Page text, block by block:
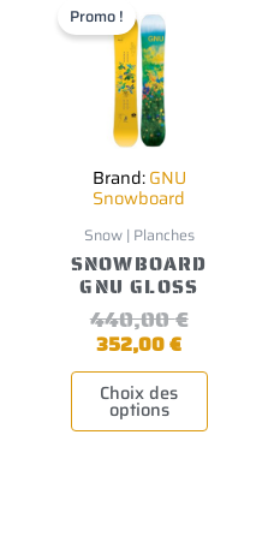
Promo !
Brand:GNU
Snowboard
Snow | Planches
SNOWBOARD
GNU GLOSS
440,00€
352,00€
Choix des
options
a
plusieurs
variations.
Les
options
peuvent
être
choisies
sur
la
page
du
produit